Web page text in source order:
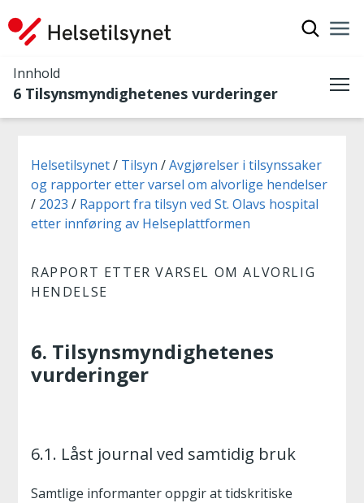
Innhold
6 Tilsynsmyndighetenes vurderinger
Du er her:
Helsetilsynet Tilsyn
Avgjørelser i tilsynssaker
og rapporter etter varsel om alvorlige hendelser
2023
Rapport fra tilsyn ved St. Olavs hospital
etter innføring av Helseplattformen
RAPPORT ETTER VARSEL OM ALVORLIG
HENDELSE
6. Tilsynsmyndighetenes
vurderinger
6.1. Låst journal ved samtidig bruk
Samtlige informanter oppgir at tidskritiske